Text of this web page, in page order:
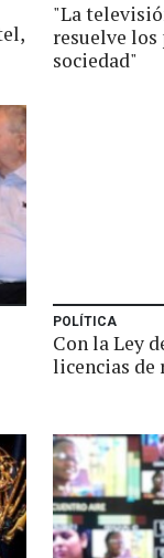
"La
resuelve los
sociedad"
POLÍTICA
Con la Ley
licencias de